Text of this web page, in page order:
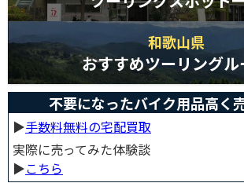
和歌山県
おすすめツーリングル
不要になったバイク用品高く
▶︎手数料無料の宅配買取
実際に売ってみた体験談
▶︎こちら